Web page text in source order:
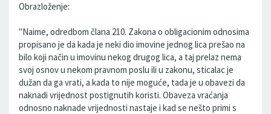
Obrazloženje:
"Naime, odredbom člana 210. Zakona o obligacionim odnosima
propisano je da kada je neki dio imovine jednog lica prešao na
bilo koji način u imovinu nekog drugog lica, a taj prelaz nema
svoj osnov u nekom pravnom poslu ili u zakonu, sticalac je
dužan da ga vrati, a kada to nije moguće, tada je u obavezi da
naknadi vrijednost postignutih koristi. Obaveza vraćanja
odnosno naknade vrijednosti nastaje i kad se nešto primi s